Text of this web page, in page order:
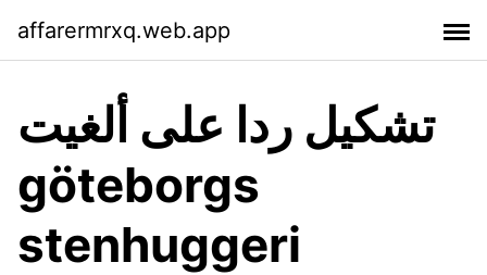
affarermrxq.web.app
تشكيل ردا على ألغيت
göteborgs
stenhuggeri